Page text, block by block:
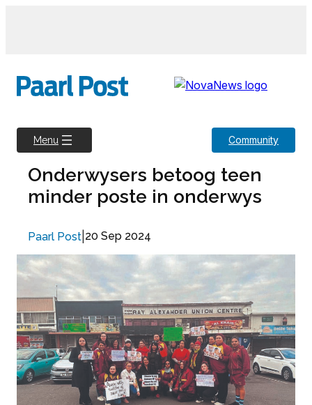
Menu Community
Onderwysers betoog teen
minder poste in onderwys
Paarl Post 20 Sep 2024